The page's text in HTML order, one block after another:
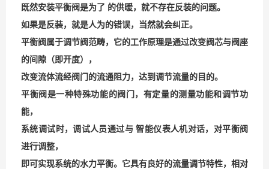
既然安装平衡阀是为了 的供暖，就不存在反装的问题。
如果是反装，就是人为的错误，当然就会纠正。
平衡阀属于调节阀范畴，它的工作原理是通过改变阀芯与阀座
的间隙（即开度），
改变流体流经阀门的流通阻力，达到调节流量的目的。
平衡阀是一种特殊功能的阀门，有定量的测量功能和调节功
能，
系统调试时，调试人员通过与 智能仪表人机对话，对平衡阀
进行调整，
即可实现系统的水力平衡。它具有良好的流量调节特性，相对